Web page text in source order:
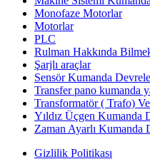
Monofaze Motorlar
Motorlar
PLC
Rulman Hakkında
Şarjlı araçlar
Sensör Kumanda
Transfer pano kumanda
Transformatör ( Trafo)
Yıldız Üçgen Kumanda
Zaman Ayarlı Kumanda
Gizlilik Politikası